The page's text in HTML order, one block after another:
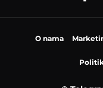
O nama